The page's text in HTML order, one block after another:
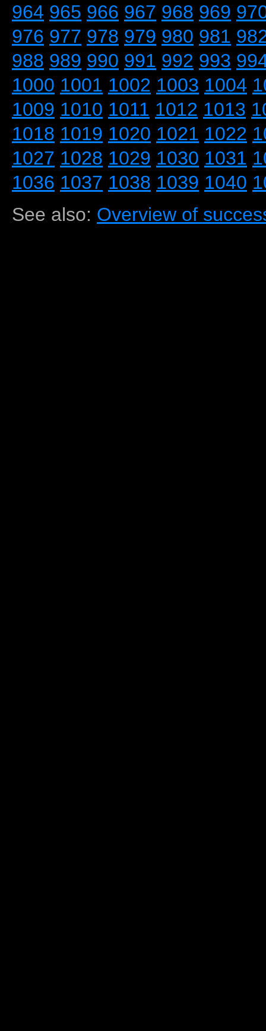
964 965 966 967 968 969
976 977 978 979 980 981
988 989 990 991 992 993
1000 1001 1002 1003 1004
1009 1010 1011 1012 1013
1018 1019 1020 1021 1022
1027 1028 1029 1030 1031
1036 1037 1038 1039 1040
See also: Overview of